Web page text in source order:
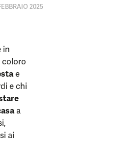
2025
in
e
e chi
a
ai